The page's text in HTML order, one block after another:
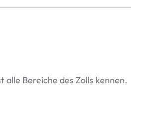
Bereiche des Zolls kennen.